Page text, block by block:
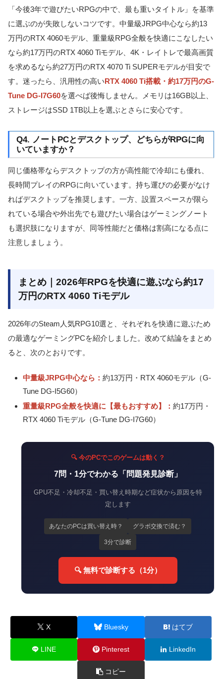
「今後3年で遊びたいRPGの中で、最も重いタイトル」を基準
に選ぶのが失敗しないコツです。中量級JRPG中心なら約13
万円のRTX 4060モデル、重量級RPG全般を快適にこなしたい
なら約17万円のRTX 4060 Tiモデル、4K・レイトレで最高画質
を求めるなら約27万円のRTX 4070 Ti SUPERモデルが目安で
す。迷ったら、汎用性の高いRTX 4060 Ti搭載・約17万円のG-
Tune DG-I7G60を選べば後悔しません。メモリは16GB以上、
ストレージはSSD 1TB以上を選ぶとさらに安心です。
Q4. ノートPCとデスクトップ、どちらがRPGに向
いていますか？
同じ価格帯ならデスクトップの方が高性能で冷却にも優れ、
長時間プレイのRPGに向いています。持ち運びの必要がなけ
ればデスクトップを推奨します。一方、設置スペースが限ら
れている場合や外出先でも遊びたい場合はゲーミングノート
も選択肢になりますが、同等性能だと価格は割高になる点に
注意しましょう。
まとめ｜2026年RPGを快適に遊ぶなら約17
万円のRTX 4060 Tiモデル
2026年のSteam人気RPG10選と、それぞれを快適に遊ぶため
の最適なゲーミングPCを紹介しました。改めて結論をまとめ
ると、次のとおりです。
中量級JRPG中心なら： 約13万円・RTX 4060モデル（G-
Tune DG-I5G60）
重量級RPG全般を快適に【最もおすすめ】： 約17万円・
RTX 4060 Tiモデル（G-Tune DG-I7G60）
🔍 今のPCでこのゲームは動く？
7問・1分でわかる「問題発見診断」
GPU不足・冷却不足・買い替え時期など症状から原因を特
定します
あなたのPCは買い替え時？ グラボ交換で済む？
3分で診断
🔍 無料で診断する（1分）
X Bluesky はてブ
LINE Pinterest LinkedIn
コピー